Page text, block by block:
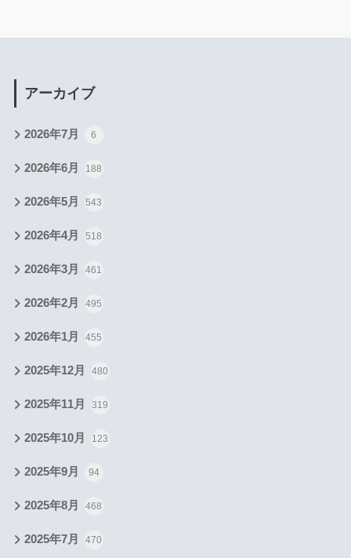
アーカイブ
2026年7月 6
2026年6月 188
2026年5月 543
2026年4月 518
2026年3月 461
2026年2月 495
2026年1月 455
2025年12月 480
2025年11月 319
2025年10月 123
2025年9月 94
2025年8月 468
2025年7月 470